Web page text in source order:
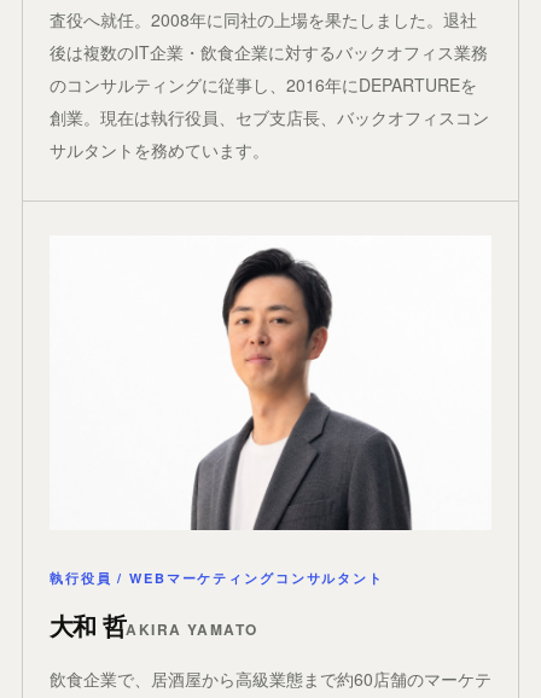
査役へ就任。2008年に同社の上場を果たしました。退社
後は複数のIT企業・飲食企業に対するバックオフィス業務
のコンサルティングに従事し、2016年にDEPARTUREを
創業。現在は執行役員、セブ支店長、バックオフィスコン
サルタントを務めています。
執行役員 / WEBマーケティングコンサルタント
大和 哲AKIRA YAMATO
飲食企業で、居酒屋から高級業態まで約60店舗のマーケテ